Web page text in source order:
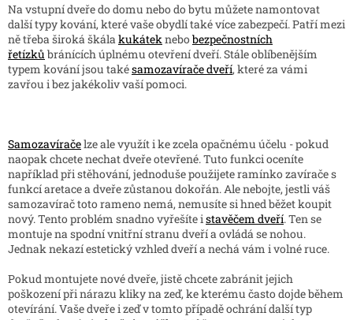
Na vstupní dveře do domu nebo do bytu můžete namontovat
další typy kování, které vaše obydlí také více zabezpečí. Patří mezi
ně třeba široká škálakukáteknebobezpečnostních
řetízků bránících úplnému otevření dveří. Stále oblíbenějším
typem kování jsou takésamozavírače dveří, které za vámi
zavřou i bez jakékoliv vaší pomoci.
Samozavíračelze ale využít i ke zcela opačnému účelu - pokud
naopak chcete nechat dveře otevřené. Tuto funkci oceníte
například při stěhování, jednoduše použijete ramínko zavírače s
funkcí aretace a dveře zůstanou dokořán. Ale nebojte, jestli váš
samozavírač toto rameno nemá, nemusíte si hned běžet koupit
nový. Tento problém snadno vyřešíte istavěčem dveří. Ten se
montuje na spodní vnitřní stranu dveří a ovládá se nohou.
Jednak nekazí estetický vzhled dveří a nechá vám i volné ruce.
Pokud montujete nové dveře, jistě chcete zabránit jejich
poškození při nárazu kliky na zeď, ke kterému často dojde během
otevírání. Vaše dveře i zeď v tomto případě ochrání další typ